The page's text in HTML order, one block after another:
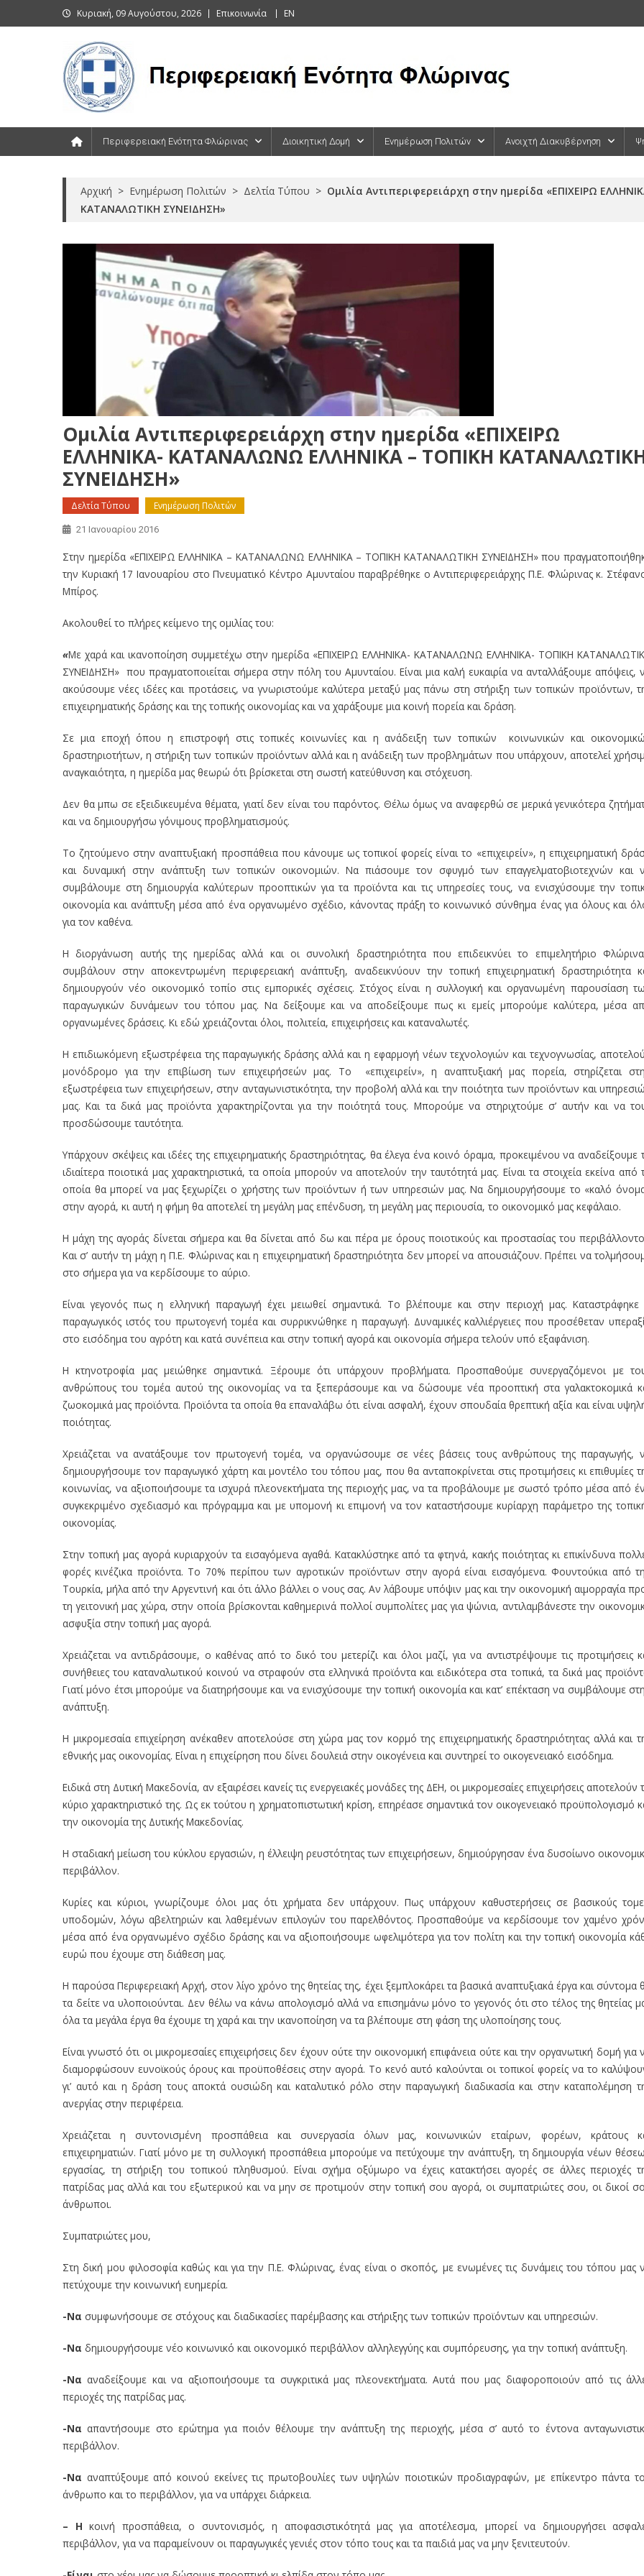
to
Κυριακή, 09 Αυγούστου, 2026 Επικοινωνία EN
Περιφερειακή Ενότητα Φλώρινας Διοικητική Δομή Ενημέρωση Πολιτών Ανοιχτή Διακυβέρνηση
Αρχική > Ενημέρωση Πολιτών > Δελτία Τύπου > Ομιλία Αντιπεριφερειάρχη στην ημερίδα «ΕΠΙΧΕΙΡΩ
ΚΑΤΑΝΑΛΩΤΙΚΗ ΣΥΝΕΙΔΗΣΗ»
Ομιλία Αντιπεριφερειάρχη στην ημερίδα «ΕΠΙΧΕΙΡΩ
ΕΛΛΗΝΙΚΑ- ΚΑΤΑΝΑΛΩΝΩ ΕΛΛΗΝΙΚΑ – ΤΟΠΙΚΗ
ΣΥΝΕΙΔΗΣΗ»
Δελτία Τύπου Ενημέρωση Πολιτών
21 Ιανουαρίου 2016
Στην ημερίδα «ΕΠΙΧΕΙΡΩ ΕΛΛΗΝΙΚΑ – ΚΑΤΑΝΑΛΩΝΩ ΕΛΛΗΝΙΚΑ – ΤΟΠΙΚΗ ΚΑΤΑΝΑΛΩΤΙΚΗ ΣΥΝΕΙΔΗΣΗ» που
την Κυριακή 17 Ιανουαρίου στο Πνευματικό Κέντρο Αμυνταίου παραβρέθηκε ο Αντιπεριφερειάρχης Π.Ε. Φλώρινας κ.
Μπίρος.
Ακολουθεί το πλήρες κείμενο της ομιλίας του:
«Με χαρά και ικανοποίηση συμμετέχω στην ημερίδα «ΕΠΙΧΕΙΡΩ ΕΛΛΗΝΙΚΑ- ΚΑΤΑΝΑΛΩΝΩ ΕΛΛΗΝΙΚΑ- ΤΟΠΙΚΗ
ΣΥΝΕΙΔΗΣΗ» που πραγματοποιείται σήμερα στην πόλη του Αμυνταίου. Είναι μια καλή ευκαιρία να ανταλλάξουμε απόψεις,
ακούσουμε νέες ιδέες και προτάσεις, να γνωριστούμε καλύτερα μεταξύ μας πάνω στη στήριξη των τοπικών προϊόντων,
επιχειρηματικής δράσης και της τοπικής οικονομίας και να χαράξουμε μια κοινή πορεία και δράση.
Σε μια εποχή όπου η επιστροφή στις τοπικές κοινωνίες και η ανάδειξη των τοπικών κοινωνικών και
δραστηριοτήτων, η στήριξη των τοπικών προϊόντων αλλά και η ανάδειξη των προβλημάτων που υπάρχουν, αποτελεί
αναγκαιότητα, η ημερίδα μας θεωρώ ότι βρίσκεται στη σωστή κατεύθυνση και στόχευση.
Δεν θα μπω σε εξειδικευμένα θέματα, γιατί δεν είναι του παρόντος. Θέλω όμως να αναφερθώ σε μερικά γενικότερα
και να δημιουργήσω γόνιμους προβληματισμούς.
Το ζητούμενο στην αναπτυξιακή προσπάθεια που κάνουμε ως τοπικοί φορείς είναι το «επιχειρείν», η επιχειρηματική
και δυναμική στην ανάπτυξη των τοπικών οικονομιών. Να πιάσουμε τον σφυγμό των επαγγελματοβιοτεχνών και
συμβάλουμε στη δημιουργία καλύτερων προοπτικών για τα προϊόντα και τις υπηρεσίες τους, να ενισχύσουμε την
οικονομία και ανάπτυξη μέσα από ένα οργανωμένο σχέδιο, κάνοντας πράξη το κοινωνικό σύνθημα ένας για όλους και
για τον καθένα.
Η διοργάνωση αυτής της ημερίδας αλλά και οι συνολική δραστηριότητα που επιδεικνύει το επιμελητήριο
συμβάλουν στην αποκεντρωμένη περιφερειακή ανάπτυξη, αναδεικνύουν την τοπική επιχειρηματική δραστηριότητα
δημιουργούν νέο οικονομικό τοπίο στις εμπορικές σχέσεις. Στόχος είναι η συλλογική και οργανωμένη παρουσίαση
παραγωγικών δυνάμεων του τόπου μας. Να δείξουμε και να αποδείξουμε πως κι εμείς μπορούμε καλύτερα, μέσα
οργανωμένες δράσεις. Κι εδώ χρειάζονται όλοι, πολιτεία, επιχειρήσεις και καταναλωτές.
Η επιδιωκόμενη εξωστρέφεια της παραγωγικής δράσης αλλά και η εφαρμογή νέων τεχνολογιών και τεχνογνωσίας,
μονόδρομο για την επιβίωση των επιχειρήσεών μας. Το «επιχειρείν», η αναπτυξιακή μας πορεία, στηρίζεται
εξωστρέφεια των επιχειρήσεων, στην ανταγωνιστικότητα, την προβολή αλλά και την ποιότητα των προϊόντων και
μας. Και τα δικά μας προϊόντα χαρακτηρίζονται για την ποιότητά τους. Μπορούμε να στηριχτούμε σ’ αυτήν και να
προσδώσουμε ταυτότητα.
Υπάρχουν σκέψεις και ιδέες της επιχειρηματικής δραστηριότητας, θα έλεγα ένα κοινό όραμα, προκειμένου να αναδείξουμε
ιδιαίτερα ποιοτικά μας χαρακτηριστικά, τα οποία μπορούν να αποτελούν την ταυτότητά μας. Είναι τα στοιχεία εκείνα από
οποία θα μπορεί να μας ξεχωρίζει ο χρήστης των προϊόντων ή των υπηρεσιών μας. Να δημιουργήσουμε το «καλό
στην αγορά, κι αυτή η φήμη θα αποτελεί τη μεγάλη μας επένδυση, τη μεγάλη μας περιουσία, το οικονομικό μας κεφάλαιο.
Η μάχη της αγοράς δίνεται σήμερα και θα δίνεται από δω και πέρα με όρους ποιοτικούς και προστασίας του
Και σ’ αυτήν τη μάχη η Π.Ε. Φλώρινας και η επιχειρηματική δραστηριότητα δεν μπορεί να απουσιάζουν. Πρέπει να
στο σήμερα για να κερδίσουμε το αύριο.
Είναι γεγονός πως η ελληνική παραγωγή έχει μειωθεί σημαντικά. Το βλέπουμε και στην περιοχή μας. Καταστράφηκε
παραγωγικός ιστός του πρωτογενή τομέα και συρρικνώθηκε η παραγωγή. Δυναμικές καλλιέργειες που προσέθεταν
στο εισόδημα του αγρότη και κατά συνέπεια και στην τοπική αγορά και οικονομία σήμερα τελούν υπό εξαφάνιση.
Η κτηνοτροφία μας μειώθηκε σημαντικά. Ξέρουμε ότι υπάρχουν προβλήματα. Προσπαθούμε συνεργαζόμενοι με
ανθρώπους του τομέα αυτού της οικονομίας να τα ξεπεράσουμε και να δώσουμε νέα προοπτική στα γαλακτοκομικά
ζωοκομικά μας προϊόντα. Προϊόντα τα οποία θα επαναλάβω ότι είναι ασφαλή, έχουν σπουδαία θρεπτική αξία και είναι
ποιότητας.
Χρειάζεται να ανατάξουμε τον πρωτογενή τομέα, να οργανώσουμε σε νέες βάσεις τους ανθρώπους της παραγωγής,
δημιουργήσουμε τον παραγωγικό χάρτη και μοντέλο του τόπου μας, που θα ανταποκρίνεται στις προτιμήσεις κι επιθυμίες
κοινωνίας, να αξιοποιήσουμε τα ισχυρά πλεονεκτήματα της περιοχής μας, να τα προβάλουμε με σωστό τρόπο μέσα από
συγκεκριμένο σχεδιασμό και πρόγραμμα και με υπομονή κι επιμονή να τον καταστήσουμε κυρίαρχη παράμετρο της
οικονομίας.
Στην τοπική μας αγορά κυριαρχούν τα εισαγόμενα αγαθά. Κατακλύστηκε από τα φτηνά, κακής ποιότητας κι επικίνδυνα
φορές κινέζικα προϊόντα. Το 70% περίπου των αγροτικών προϊόντων στην αγορά είναι εισαγόμενα. Φουντούκια από
Τουρκία, μήλα από την Αργεντινή και ότι άλλο βάλλει ο νους σας. Αν λάβουμε υπόψιν μας και την οικονομική αιμορραγία
τη γειτονική μας χώρα, στην οποία βρίσκονται καθημερινά πολλοί συμπολίτες μας για ψώνια, αντιλαμβάνεστε την
ασφυξία στην τοπική μας αγορά.
Χρειάζεται να αντιδράσουμε, ο καθένας από το δικό του μετερίζι και όλοι μαζί, για να αντιστρέψουμε τις προτιμήσεις
συνήθειες του καταναλωτικού κοινού να στραφούν στα ελληνικά προϊόντα και ειδικότερα στα τοπικά, τα δικά μας
Γιατί μόνο έτσι μπορούμε να διατηρήσουμε και να ενισχύσουμε την τοπική οικονομία και κατ’ επέκταση να συμβάλουμε
ανάπτυξη.
Η μικρομεσαία επιχείρηση ανέκαθεν αποτελούσε στη χώρα μας τον κορμό της επιχειρηματικής δραστηριότητας αλλά και
εθνικής μας οικονομίας. Είναι η επιχείρηση που δίνει δουλειά στην οικογένεια και συντηρεί το οικογενειακό εισόδημα.
Ειδικά στη Δυτική Μακεδονία, αν εξαιρέσει κανείς τις ενεργειακές μονάδες της ΔΕΗ, οι μικρομεσαίες επιχειρήσεις αποτελούν
κύριο χαρακτηριστικό της. Ως εκ τούτου η χρηματοπιστωτική κρίση, επηρέασε σημαντικά τον οικογενειακό προϋπολογισμό
την οικονομία της Δυτικής Μακεδονίας.
Η σταδιακή μείωση του κύκλου εργασιών, η έλλειψη ρευστότητας των επιχειρήσεων, δημιούργησαν ένα δυσοίωνο
περιβάλλον.
Κυρίες και κύριοι, γνωρίζουμε όλοι μας ότι χρήματα δεν υπάρχουν. Πως υπάρχουν καθυστερήσεις σε βασικούς
υποδομών, λόγω αβελτηριών και λαθεμένων επιλογών του παρελθόντος. Προσπαθούμε να κερδίσουμε τον χαμένο
μέσα από ένα οργανωμένο σχέδιο δράσης και να αξιοποιήσουμε ωφελιμότερα για τον πολίτη και την τοπική οικονομία
ευρώ που έχουμε στη διάθεση μας.
Η παρούσα Περιφερειακή Αρχή, στον λίγο χρόνο της θητείας της, έχει ξεμπλοκάρει τα βασικά αναπτυξιακά έργα και σύντομα
τα δείτε να υλοποιούνται. Δεν θέλω να κάνω απολογισμό αλλά να επισημάνω μόνο το γεγονός ότι στο τέλος της θητείας
όλα τα μεγάλα έργα θα έχουμε τη χαρά και την ικανοποίηση να τα βλέπουμε στη φάση της υλοποίησης τους.
Είναι γνωστό ότι οι μικρομεσαίες επιχειρήσεις δεν έχουν ούτε την οικονομική επιφάνεια ούτε και την οργανωτική δομή για
διαμορφώσουν ευνοϊκούς όρους και προϋποθέσεις στην αγορά. Το κενό αυτό καλούνται οι τοπικοί φορείς να το
γι’ αυτό και η δράση τους αποκτά ουσιώδη και καταλυτικό ρόλο στην παραγωγική διαδικασία και στην καταπολέμηση
ανεργίας στην περιφέρεια.
Χρειάζεται η συντονισμένη προσπάθεια και συνεργασία όλων μας, κοινωνικών εταίρων, φορέων, κράτους
επιχειρηματιών. Γιατί μόνο με τη συλλογική προσπάθεια μπορούμε να πετύχουμε την ανάπτυξη, τη δημιουργία νέων
εργασίας, τη στήριξη του τοπικού πληθυσμού. Είναι σχήμα οξύμωρο να έχεις κατακτήσει αγορές σε άλλες περιοχές
πατρίδας μας αλλά και του εξωτερικού και να μην σε προτιμούν στην τοπική σου αγορά, οι συμπατριώτες σου, οι δικοί
άνθρωποι.
Συμπατριώτες μου,
Στη δική μου φιλοσοφία καθώς και για την Π.Ε. Φλώρινας, ένας είναι ο σκοπός, με ενωμένες τις δυνάμεις του τόπου μας
πετύχουμε την κοινωνική ευημερία.
-Να συμφωνήσουμε σε στόχους και διαδικασίες παρέμβασης και στήριξης των τοπικών προϊόντων και υπηρεσιών.
-Να δημιουργήσουμε νέο κοινωνικό και οικονομικό περιβάλλον αλληλεγγύης και συμπόρευσης, για την τοπική ανάπτυξη.
-Να αναδείξουμε και να αξιοποιήσουμε τα συγκριτικά μας πλεονεκτήματα. Αυτά που μας διαφοροποιούν από τις
περιοχές της πατρίδας μας.
-Να απαντήσουμε στο ερώτημα για ποιόν θέλουμε την ανάπτυξη της περιοχής, μέσα σ’ αυτό το έντονα
περιβάλλον.
-Να αναπτύξουμε από κοινού εκείνες τις πρωτοβουλίες των υψηλών ποιοτικών προδιαγραφών, με επίκεντρο πάντα
άνθρωπο και το περιβάλλον, για να υπάρχει διάρκεια.
– Η κοινή προσπάθεια, ο συντονισμός, η αποφασιστικότητά μας για αποτέλεσμα, μπορεί να δημιουργήσει
περιβάλλον, για να παραμείνουν οι παραγωγικές γενιές στον τόπο τους και τα παιδιά μας να μην ξενιτευτούν.